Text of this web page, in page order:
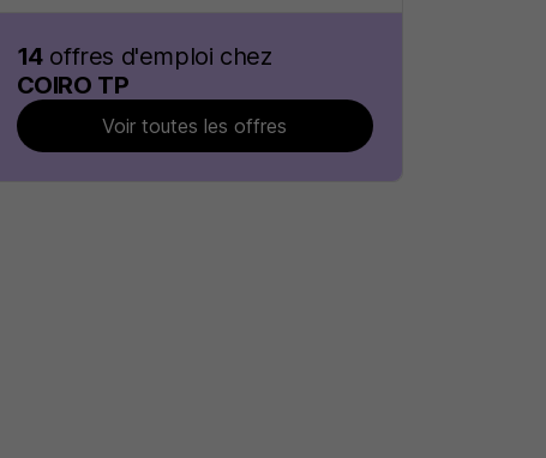
14offres d'emploi chez
COIRO TP
Voir toutes les offres